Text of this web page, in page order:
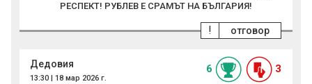
РЕСПЕКТ! РУБЛЕВ Е СРАМЪТ НА БЪЛГАРИЯ!
отговор
!
Дедовия
13:30 | 18 мар 2026 г.
6 3